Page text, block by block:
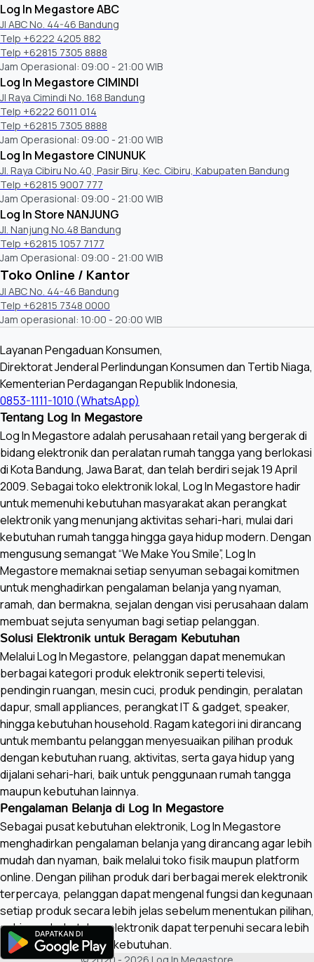
Log In Megastore ABC
Jl ABC No. 44-46 Bandung
Telp +6222 4205 882
Telp +62815 7305 8888
Jam Operasional: 09:00 - 21:00 WIB
Log In Megastore CIMINDI
Jl Raya Cimindi No. 168 Bandung
Telp +6222 6011 014
Telp +62815 7305 8888
Jam Operasional: 09:00 - 21:00 WIB
Log In Megastore CINUNUK
Jl. Raya Cibiru No.40, Pasir Biru, Kec. Cibiru, Kabupaten Bandung
Telp +62815 9007 777
Jam Operasional: 09:00 - 21:00 WIB
Log In Store NANJUNG
Jl. Nanjung No.48 Bandung
Telp +62815 1057 7177
Jam Operasional: 09:00 - 21:00 WIB
Toko Online / Kantor
Jl ABC No. 44-46 Bandung
Telp +62815 7348 0000
Jam operasional: 10:00 - 20:00 WIB
Layanan Pengaduan Konsumen,
Direktorat Jenderal Perlindungan Konsumen dan Tertib Niaga,
Kementerian Perdagangan Republik Indonesia,
0853-1111-1010 (WhatsApp)
Tentang Log In Megastore
Log In Megastore adalah perusahaan retail yang bergerak di
bidang elektronik dan peralatan rumah tangga yang berlokasi
di Kota Bandung, Jawa Barat, dan telah berdiri sejak 19 April
2009. Sebagai toko elektronik lokal, Log In Megastore hadir
untuk memenuhi kebutuhan masyarakat akan perangkat
elektronik yang menunjang aktivitas sehari-hari, mulai dari
kebutuhan rumah tangga hingga gaya hidup modern. Dengan
mengusung semangat “We Make You Smile”, Log In
Megastore memaknai setiap senyuman sebagai komitmen
untuk menghadirkan pengalaman belanja yang nyaman,
ramah, dan bermakna, sejalan dengan visi perusahaan dalam
membuat sejuta senyuman bagi setiap pelanggan.
Solusi Elektronik untuk Beragam Kebutuhan
Melalui Log In Megastore, pelanggan dapat menemukan
berbagai kategori produk elektronik seperti televisi,
pendingin ruangan, mesin cuci, produk pendingin, peralatan
dapur, small appliances, perangkat IT & gadget, speaker,
hingga kebutuhan household. Ragam kategori ini dirancang
untuk membantu pelanggan menyesuaikan pilihan produk
dengan kebutuhan ruang, aktivitas, serta gaya hidup yang
dijalani sehari-hari, baik untuk penggunaan rumah tangga
maupun kebutuhan lainnya.
Pengalaman Belanja di Log In Megastore
Sebagai pusat kebutuhan elektronik, Log In Megastore
menghadirkan pengalaman belanja yang dirancang agar lebih
mudah dan nyaman, baik melalui toko fisik maupun platform
online. Dengan pilihan produk dari berbagai merek elektronik
terpercaya, pelanggan dapat mengenal fungsi dan kegunaan
setiap produk secara lebih jelas sebelum menentukan pilihan,
sehingga kebutuhan elektronik dapat terpenuhi secara lebih
terencana dan sesuai kebutuhan.
© 2020 - 2026 Log In Megastore